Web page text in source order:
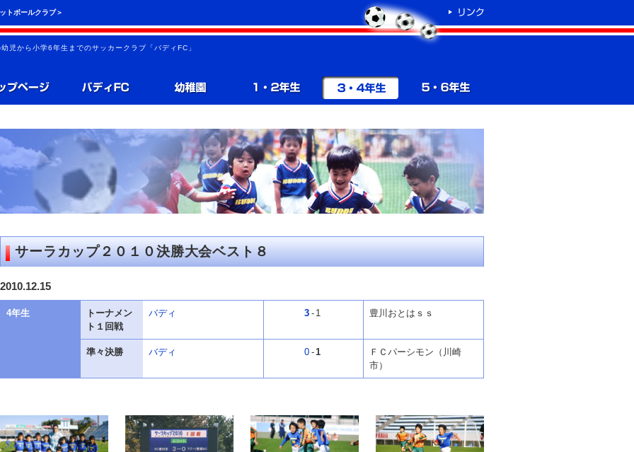
トボールクラブ＞
児から小学6年生までのサッカークラブ「バディFC」
サーラカップ２０１０決勝大会ベスト８
2010.12.15
4年生
トーナメン
ト１回戦
バディ 3 - 1 豊川おとはｓｓ
準々決勝 バディ 0 -1
ＦＣパーシモン（川崎
市）